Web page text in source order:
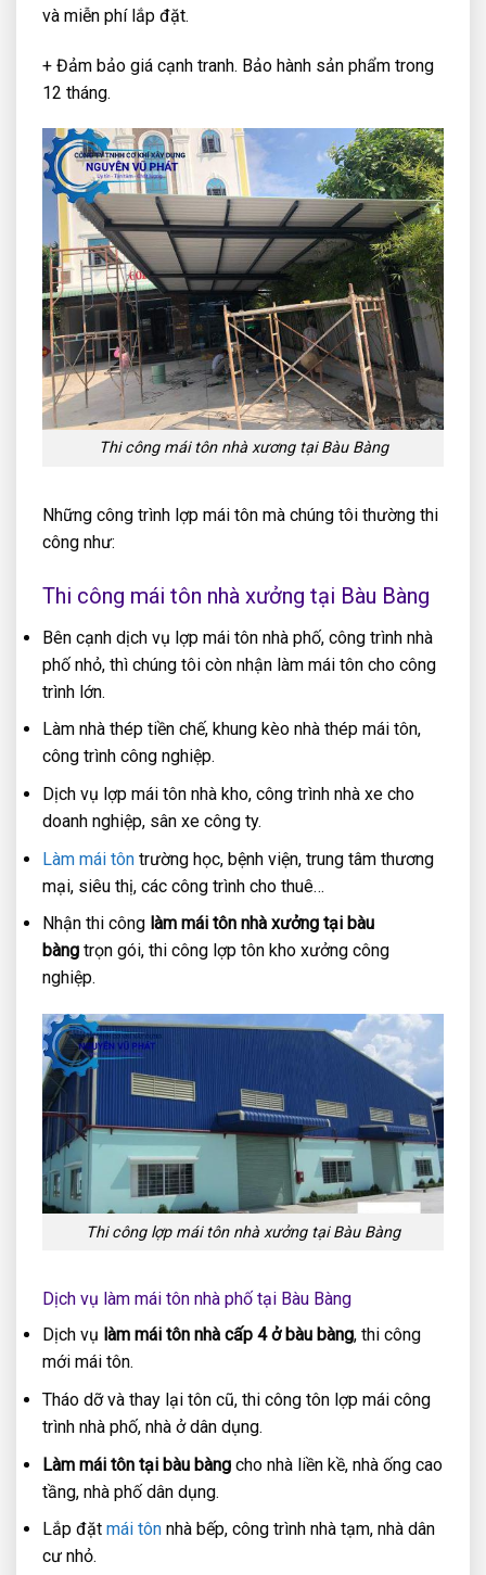
và miễn phí lắp đặt.
+ Đảm bảo giá cạnh tranh. Bảo hành sản phẩm trong
12 tháng.
Thi công mái tôn nhà xương tại Bàu Bàng
Những công trình lợp mái tôn mà chúng tôi thường thi
công như:
Thi công mái tôn nhà xưởng tại Bàu Bàng
Bên cạnh dịch vụ lợp mái tôn nhà phố, công trình nhà
phố nhỏ, thì chúng tôi còn nhận làm mái tôn cho công
trình lớn.
Làm nhà thép tiền chế, khung kèo nhà thép mái tôn,
công trình công nghiệp.
Dịch vụ lợp mái tôn nhà kho, công trình nhà xe cho
doanh nghiệp, sân xe công ty.
Làm mái tôn trường học, bệnh viện, trung tâm thương
mại, siêu thị, các công trình cho thuê…
Nhận thi công làm mái tôn nhà xưởng tại bàu
bàng trọn gói, thi công lợp tôn kho xưởng công
nghiệp.
Thi công lợp mái tôn nhà xưởng tại Bàu Bàng
Dịch vụ làm mái tôn nhà phố tại Bàu Bàng
Dịch vụ làm mái tôn nhà cấp 4 ở bàu bàng, thi công
mới mái tôn.
Tháo dỡ và thay lại tôn cũ, thi công tôn lợp mái công
trình nhà phố, nhà ở dân dụng.
Làm mái tôn tại bàu bàng cho nhà liền kề, nhà ống cao
tầng, nhà phố dân dụng.
Lắp đặt mái tôn nhà bếp, công trình nhà tạm, nhà dân
cư nhỏ.